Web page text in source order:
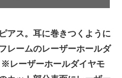
アス。耳に巻きつくように
レームのレーザーホールダ
レーザーホールダイヤモ